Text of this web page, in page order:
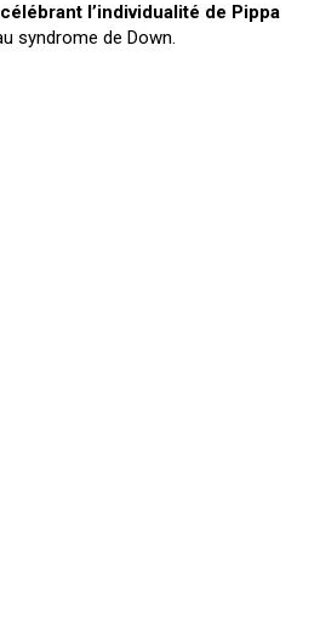
célébrant l’individualité de Pippa
syndrome de Down.